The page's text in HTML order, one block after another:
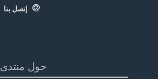
إتصل بنا
حول منتدى